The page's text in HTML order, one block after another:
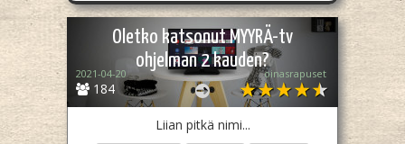
Oletko katsonut MYYRÄ-tv
ohjelman 2 kauden?
184
2021-04-20 oinasrapuset
Liian pitkä nimi...